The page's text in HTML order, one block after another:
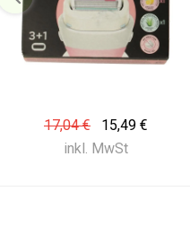
17,04 €
15,49 €
inkl. MwSt